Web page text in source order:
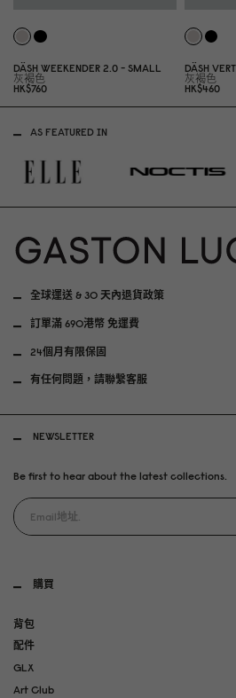
DÄSH WEEKENDER 2.0 - SMALL
灰褐色
HK$760
DÄSH
灰褐色
HK$460
AS FEATURED IN
全球運送 & 30 天內退貨政策
訂單滿 690港幣 免運費
24個月有限保固
有任何問題，請聯繫客服
購買
背包
配件
GLX
Art Club
NEWSLETTER
Be first to hear about the latest collections.